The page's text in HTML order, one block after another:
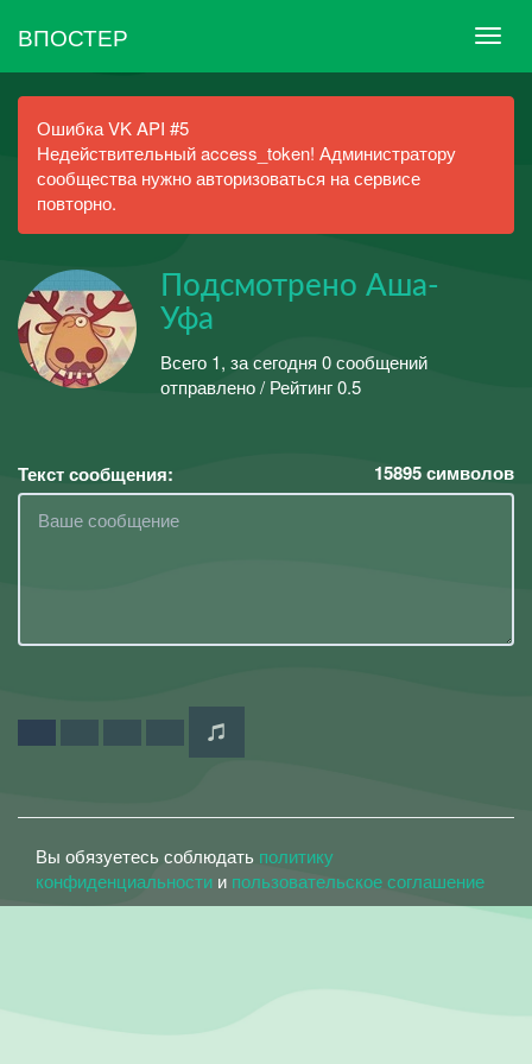
ВПОСТЕР
Ошибка VK API #5
Недействительный access_token! Администратору
сообщества нужно авторизоваться на сервисе
повторно.
Подсмотрено Аша-
Уфа
Всего 1, за сегодня 0 сообщений
отправлено / Рейтинг 0.5
Текст сообщения: 15895символов
Вы обязуетесь соблюдать политику
конфиденциальности и пользовательское соглашение